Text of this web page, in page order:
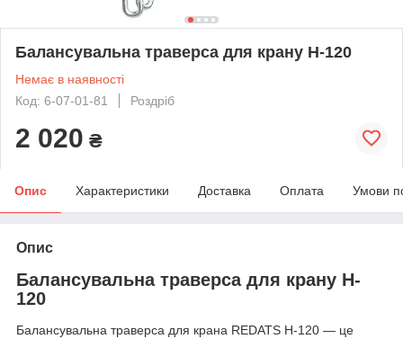
Балансувальна траверса для крану H-120
Немає в наявності
Код: 6-07-01-81
Роздріб
2 020 ₴
Опис Характеристики Доставка Оплата Умови
Опис
Балансувальна траверса для крану H-
120
Балансувальна траверса для крана REDATS H-120 — це